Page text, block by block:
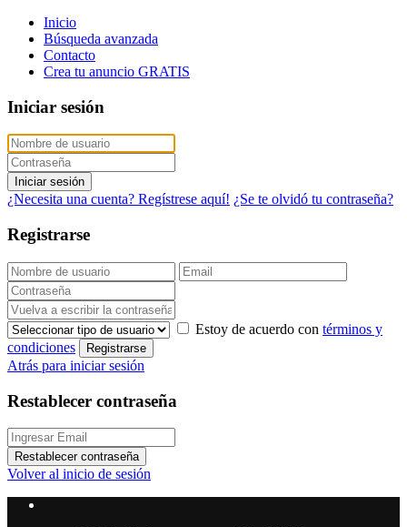
Inicio
Búsqueda avanzada
Contacto
Crea tu anuncio GRATIS
Iniciar sesión
Iniciar sesión
¿Necesita una cuenta? Regístrese aquí! ¿Se te olvidó tu contraseña?
Registrarse
Estoy de acuerdo con términos y
condiciones
Registrarse
Atrás para iniciar sesión
Restablecer contraseña
Restablecer contraseña
Volver al inicio de sesión